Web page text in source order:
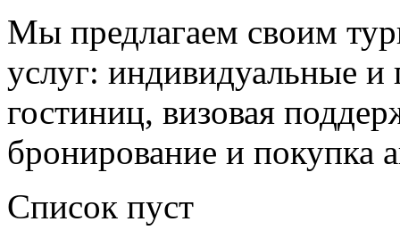
Мы предлагаем своим
услуг: индивидуальные
гостиниц, визовая
бронирование и покупка
Список пуст